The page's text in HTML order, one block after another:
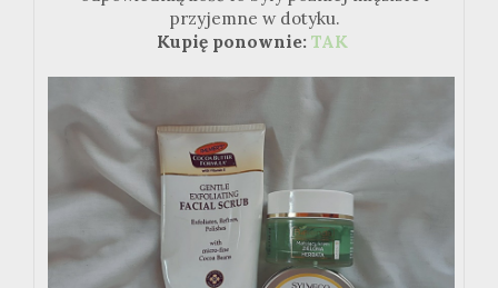
przyjemne w dotyku.
Kupię ponownie: TAK